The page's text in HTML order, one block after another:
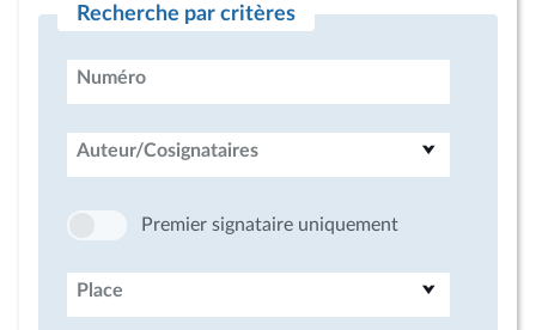
Recherche par critères
Numéro
Auteur/Cosignataires
Premier signataire uniquement
Place